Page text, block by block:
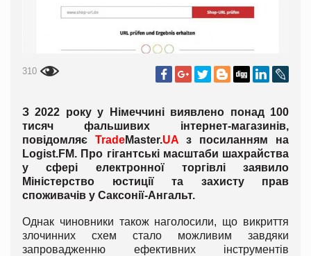
310
З 2022 року у Німеччині виявлено понад 100
тисяч фальшивих інтернет-магазинів,
повідомляє TradeMaster.UA з посиланням на
Logist.FM. Про гігантські масштаби шахрайства
у сфері електронної торгівлі заявило
Міністерство юстиції та захисту прав
споживачів у Саксонії-Ангальт.
Однак чиновники також наголосили, що викриття
злочинних схем стало можливим завдяки
запровадженню ефективних інструментів